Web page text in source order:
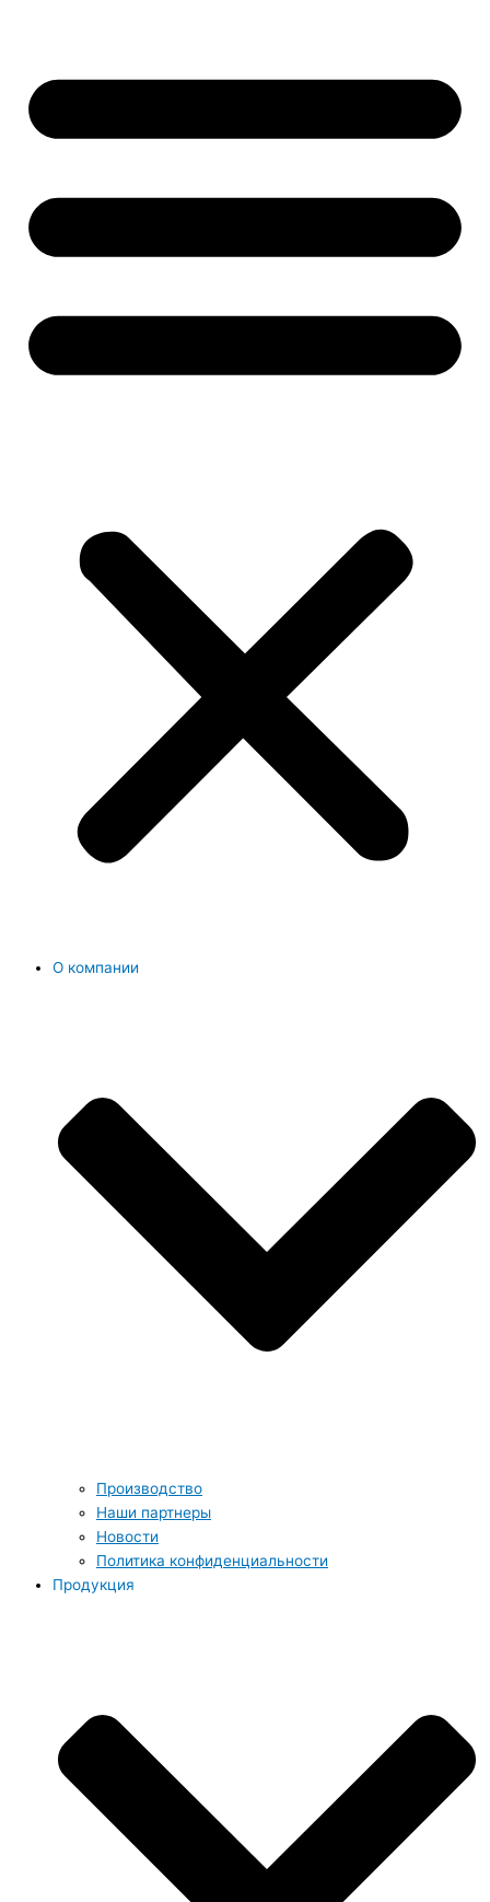
О компании
Производство
Наши партнеры
Новости
Политика конфиденциальности
Продукция